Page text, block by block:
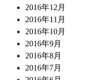
2016年12月
2016年11月
2016年10月
2016年9月
2016年8月
2016年7月